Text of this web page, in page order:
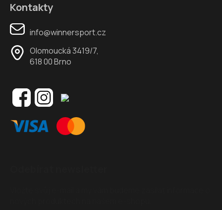
Kontakty
info@winnersport.cz
Olomoucká 3419/7,
618 00 Brno